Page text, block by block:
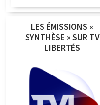
LES ÉMISSIONS «
SYNTHÈSE » SUR TV
LIBERTÉS